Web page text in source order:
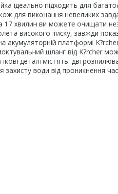
ідеально підходить для
для виконання невеликих
хвилин ви можете очищати
високого тиску, завжди
акумуляторній платформі
шланг від K?rcher
деталі містять: дві
води від проникнення